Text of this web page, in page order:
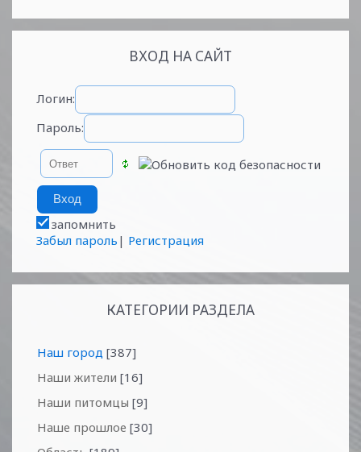
ВХОД НА САЙТ
Логин:
Пароль:
запомнить
Забыл пароль | Регистрация
КАТЕГОРИИ РАЗДЕЛА
Наш город [387]
Наши жители [16]
Наши питомцы [9]
Наше прошлое [30]